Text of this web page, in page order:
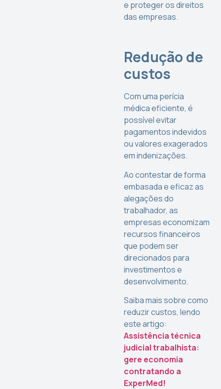
e proteger os direitos
das empresas.
Redução de
custos
Com uma perícia
médica eficiente, é
possível evitar
pagamentos indevidos
ou valores exagerados
em indenizações.
Ao contestar de forma
embasada e eficaz as
alegações do
trabalhador, as
empresas economizam
recursos financeiros
que podem ser
direcionados para
investimentos e
desenvolvimento.
Saiba mais sobre como
reduzir custos, lendo
este artigo:
Assistência técnica
judicial trabalhista:
gere economia
contratando a
ExperMed!